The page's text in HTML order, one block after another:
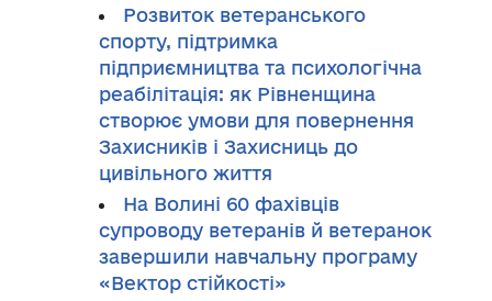
Розвиток ветеранського
спорту, підтримка
підприємництва та психологічна
реабілітація: як Рівненщина
створює умови для повернення
Захисників і Захисниць до
цивільного життя
На Волині 60 фахівців
супроводу ветеранів й ветеранок
завершили навчальну програму
«Вектор стійкості»